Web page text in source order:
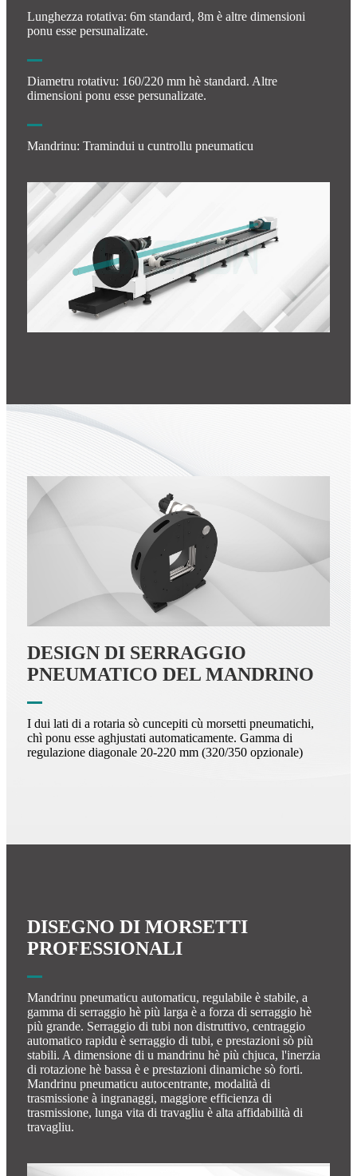
Lunghezza rotativa: 6m standard, 8m è altre dimensioni
ponu esse persunalizate.
Diametru rotativu: 160/220 mm hè standard. Altre
dimensioni ponu esse persunalizate.
Mandrinu: Tramindui u cuntrollu pneumaticu
DESIGN DI SERRAGGIO
PNEUMATICO DEL MANDRINO
I dui lati di a rotaria sò cuncepiti cù morsetti pneumatichi,
chì ponu esse aghjustati automaticamente. Gamma di
regulazione diagonale 20-220 mm (320/350 opzionale)
DISEGNO DI MORSETTI
PROFESSIONALI
Mandrinu pneumaticu automaticu, regulabile è stabile, a
gamma di serraggio hè più larga è a forza di serraggio hè
più grande. Serraggio di tubi non distruttivo, centraggio
automatico rapidu è serraggio di tubi, e prestazioni sò più
stabili. A dimensione di u mandrinu hè più chjuca, l'inerzia
di rotazione hè bassa è e prestazioni dinamiche sò forti.
Mandrinu pneumaticu autocentrante, modalità di
trasmissione à ingranaggi, maggiore efficienza di
trasmissione, lunga vita di travagliu è alta affidabilità di
travagliu.